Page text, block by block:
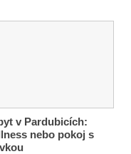
v Pardubicích:
nebo pokoj s